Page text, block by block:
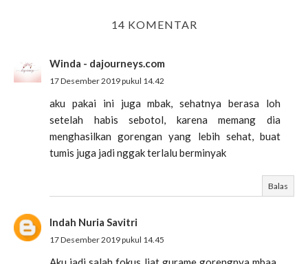
14 KOMENTAR
Winda - dajourneys.com
17 Desember 2019 pukul 14.42
aku pakai ini juga mbak, sehatnya berasa loh
setelah habis sebotol, karena memang dia
menghasilkan gorengan yang lebih sehat, buat
tumis juga jadi nggak terlalu berminyak
Balas
Indah Nuria Savitri
17 Desember 2019 pukul 14.45